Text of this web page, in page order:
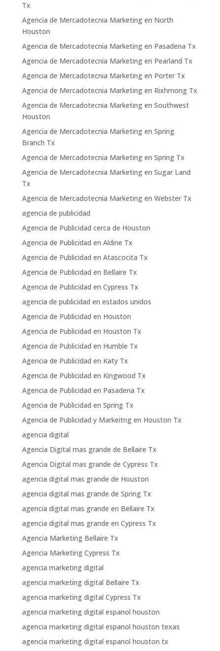
Tx
Agencia de Mercadotecnia Marketing en North
Houston
Agencia de Mercadotecnia Marketing en Pasadena Tx
Agencia de Mercadotecnia Marketing en Pearland Tx
Agencia de Mercadotecnia Marketing en Porter Tx
Agencia de Mercadotecnia Marketing en Rixhmong Tx
Agencia de Mercadotecnia Marketing en Southwest
Houston
Agencia de Mercadotecnia Marketing en Spring
Branch Tx
Agencia de Mercadotecnia Marketing en Spring Tx
Agencia de Mercadotecnia Marketing en Sugar Land
Tx
Agencia de Mercadotecnia Marketing en Webster Tx
agencia de publicidad
Agencia de Publicidad cerca de Houston
Agencia de Publicidad en Aldine Tx
Agencia de Publicidad en Atascocita Tx
Agencia de Publicidad en Bellaire Tx
Agencia de Publicidad en Cypress Tx
agencia de publicidad en estados unidos
Agencia de Publicidad en Houston
Agencia de Publicidad en Houston Tx
Agencia de Publicidad en Humble Tx
Agencia de Publicidad en Katy Tx
Agencia de Publicidad en Kingwood Tx
Agencia de Publicidad en Pasadena Tx
Agencia de Publicidad en Spring Tx
Agencia de Publicidad y Markeitng en Houston Tx
agencia digital
Agencia Digital mas grande de Bellaire Tx
Agencia Digital mas grande de Cypress Tx
agencia digital mas grande de Houston
agencia digital mas grande de Spring Tx
agencia digital mas grande en Bellaire Tx
agencia digital mas grande en Cypress Tx
Agencia Marketing Bellaire Tx
Agencia Marketing Cypress Tx
agencia marketing digital
agencia marketing digital Bellaire Tx
agencia marketing digital Cypress Tx
agencia marketing digital espanol houston
agencia marketing digital espanol houston texas
agencia marketing digital espanol houston tx